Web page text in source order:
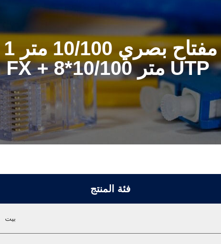
مفتاح بصري 10/100 متر 1
FX + 8*10/100 متر UTP
فئة المنتج
بيت